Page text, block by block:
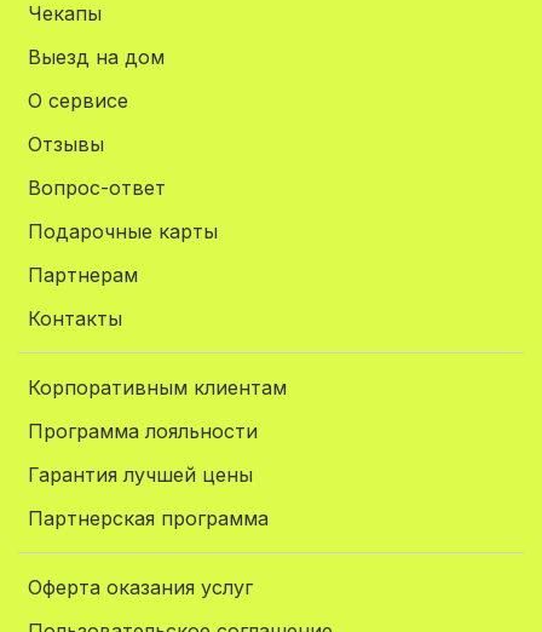
Чекапы
Выезд на дом
О сервисе
Отзывы
Вопрос-ответ
Подарочные карты
Партнерам
Контакты
Корпоративным клиентам
Программа лояльности
Гарантия лучшей цены
Партнерская программа
Оферта оказания услуг